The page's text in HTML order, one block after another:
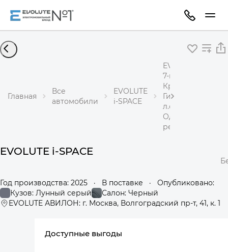
Главная
Все
автомобили
EVOLUTE
i-SPACE
EVOLUTE i-SPACE
7-местный
Кроссовер
Гибрид 1,5 л 218
л.с.
редуктор
EVOLUTE i-SPACE
Год производства: 2025 · В поставке ·
Опубликовано:
Кузов: Лунный серый
Салон: Черный
EVOLUTE АВИЛОН: г. Москва, Волгоградский пр-т, 41, к. 1
Доступные выгоды